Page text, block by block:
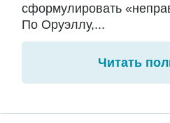
сформулировать
По Оруэллу,...
Читать